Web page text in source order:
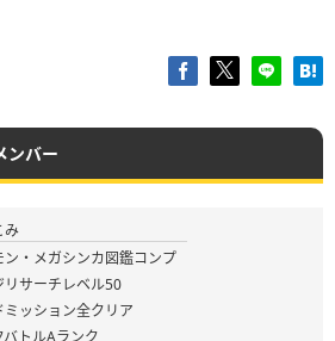
ンバー
み
ン・メガシンカ図鑑コンプ
リサーチレベル50
ミッション全クリア